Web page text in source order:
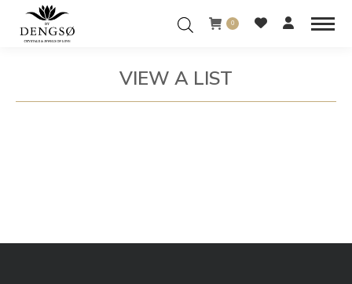
0
VIEW A LIST
You are here: